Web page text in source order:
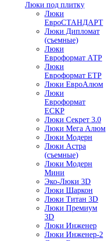
Люки под плитку
Люки
ЕвроСТАНДАРТ
Люки Дипломат
(съемные)
Люки
Евроформат АТР
Люки
Евроформат ЕТР
Люки ЕвроАлюм
Люки
Евроформат
ЕСКР
Люки Секрет 3.0
Люки Мега Алюм
Люки Модерн
Люки Астра
(съемные)
Люки Модерн
Мини
Эко-Люки 3D
Люки Шаркон
Люки Титан 3D
Люки Премиум
3D
Люки Инженер
Люки Инженер-2